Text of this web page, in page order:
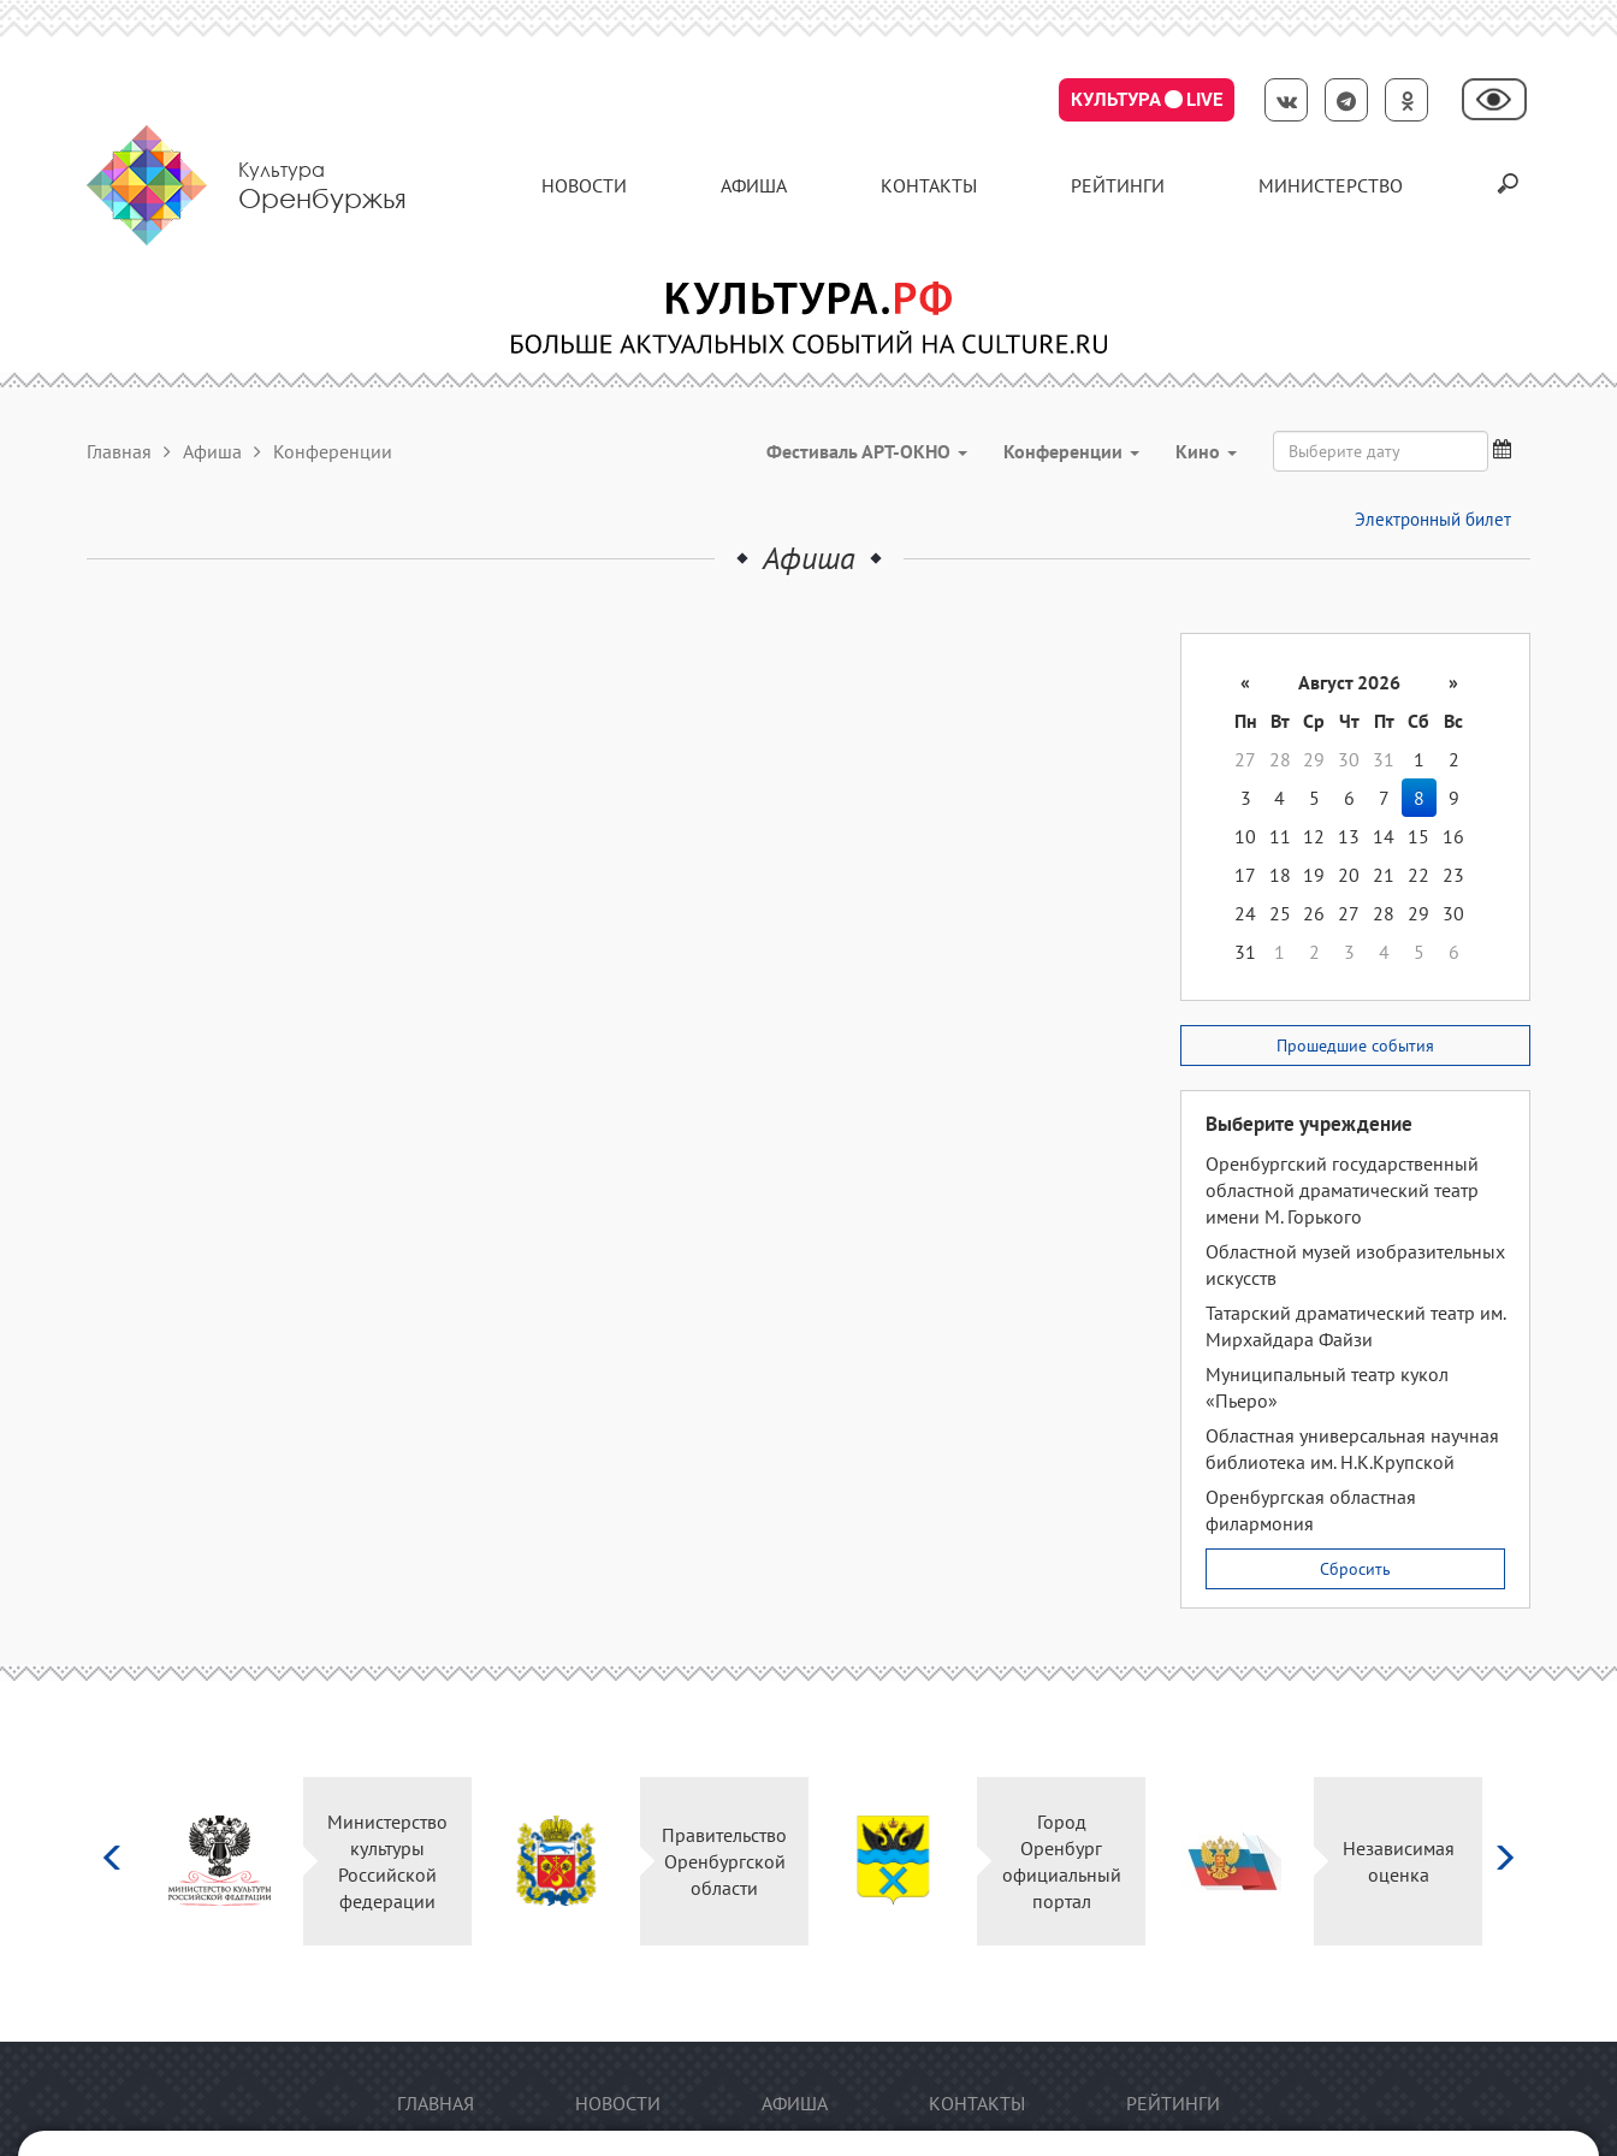
КУЛЬТУРА LIVE
Культура
Оренбуржья НОВОСТИ АФИША КОНТАКТЫ РЕЙТИНГИ МИНИСТЕРСТВО
Главная Афиша Конференции Фестиваль АРТ-ОКНО Конференции Кино
Электронный билет
Афиша
« Август 2026
»
Пн
Вт Ср Чт Пт Сб
Вс
27
28 29 30 31 1
2
3
4 5 6 7 8
9
10
11 12 13 14 15
16
17
18 19 20 21 22
23
24 25 26 27 28 29
30
31
1 2 3 4 5 6
Прошедшие события
Выберите учреждение
Оренбургский государственный
областной драматический театр
имени М. Горького
Областной музей изобразительных
искусств
Татарский драматический театр им.
Мирхайдара Файзи
Муниципальный театр кукол
«Пьеро»
Областная универсальная научная
библиотека им. Н.К.Крупской
Оренбургская областная
филармония
Сбросить
Министерство
культуры
Российской
федерации
Правительство
Оренбургской
области
Город
Оренбург
официальный
портал
Независимая
оценка
ГЛАВНАЯ НОВОСТИ АФИША КОНТАКТЫ РЕЙТИНГИ